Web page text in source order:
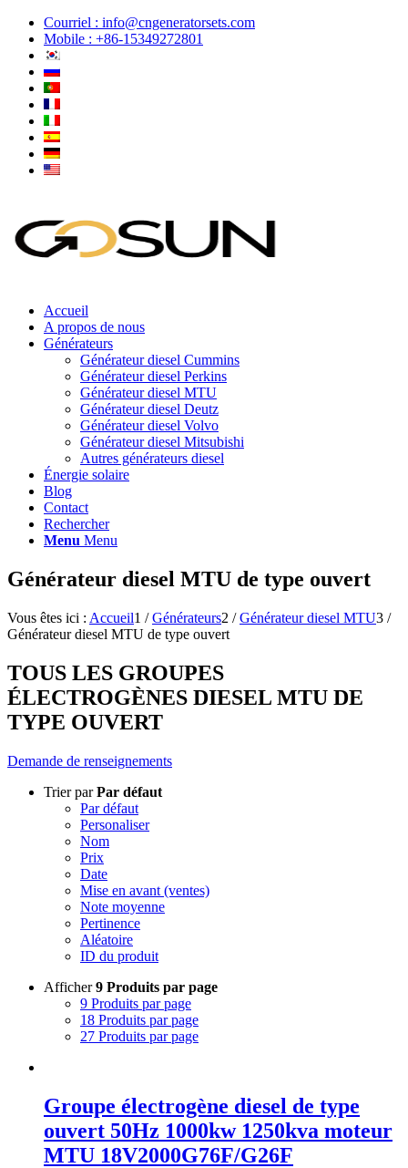
Courriel : info@cngeneratorsets.com
Mobile : +86-15349272801
Accueil
A propos de nous
Générateurs
Générateur diesel Cummins
Générateur diesel Perkins
Générateur diesel MTU
Générateur diesel Deutz
Générateur diesel Volvo
Générateur diesel Mitsubishi
Autres générateurs diesel
Énergie solaire
Blog
Contact
Rechercher
Menu Menu
Générateur diesel MTU de type ouvert
Vous êtes ici : Accueil1 / Générateurs2 / Générateur diesel MTU3 /
Générateur diesel MTU de type ouvert
TOUS LES GROUPES
ÉLECTROGÈNES DIESEL MTU DE
TYPE OUVERT
Demande de renseignements
Trier parPar défaut
Par défaut
Personaliser
Nom
Prix
Date
Mise en avant (ventes)
Note moyenne
Pertinence
Aléatoire
ID du produit
Afficher9 Produits par page
9 Produits par page
18 Produits par page
27 Produits par page
Groupe électrogène diesel de type
ouvert 50Hz 1000kw 1250kva moteur
MTU 18V2000G76F/G26F